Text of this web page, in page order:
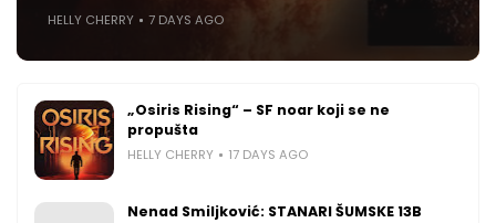
HELLY CHERRY 7 DAYS AGO
„Osiris Rising“ – SF noar koji se ne
propušta
HELLY CHERRY 17 DAYS AGO
Nenad Smiljković: STANARI ŠUMSKE 13B